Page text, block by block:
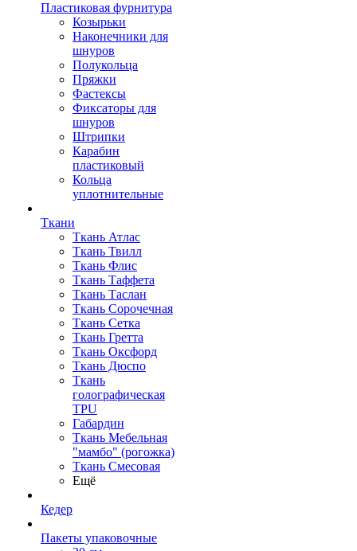
Пластиковая фурнитура
Козырьки
Наконечники для
шнуров
Полукольца
Пряжки
Фастексы
Фиксаторы для
шнуров
Штрипки
Карабин
пластиковый
Кольца
уплотнительные
Ткани
Ткань Атлас
Ткань Твилл
Ткань Флис
Ткань Таффета
Ткань Таслан
Ткань Сорочечная
Ткань Сетка
Ткань Гретта
Ткань Оксфорд
Ткань Дюспо
Ткань
голографическая
TPU
Габардин
Ткань Мебельная
"мамбо" (рогожка)
Ткань Смесовая
Ещё
Кедер
Пакеты упаковочные